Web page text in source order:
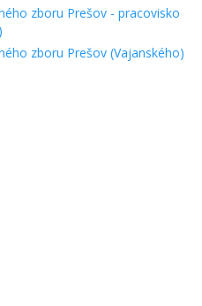
zboru Prešov - pracovisko
zboru Prešov (Vajanského)